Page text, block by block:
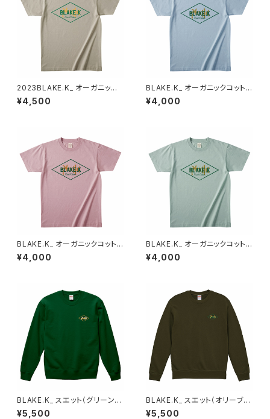
2023BLAKE.K_ オーガニック
コットンT（ミルキーグレー）XXL
¥4,500
BLAKE.K_ オーガニックコットン
T（アシッドブルー）XL
¥4,000
BLAKE.K_ オーガニックコットン
T（ダスティピンク）XL
¥4,000
BLAKE.K_ オーガニックコットン
T（シャロウグリーン）XL
¥4,000
BLAKE.K_ スエット（グリーン）X
L
¥5,500
BLAKE.K_ スエット（オリーブ）X
L
¥5,500